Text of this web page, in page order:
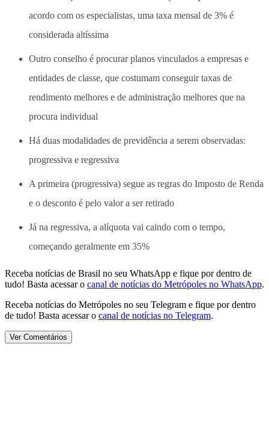
acordo com os especialistas, uma taxa mensal de 3% é
considerada altíssima
Outro conselho é procurar planos vinculados a empresas e
entidades de classe, que costumam conseguir taxas de
rendimento melhores e de administração melhores que na
procura individual
Há duas modalidades de previdência a serem observadas:
progressiva e regressiva
A primeira (progressiva) segue as regras do Imposto de Renda
e o desconto é pelo valor a ser retirado
Já na regressiva, a alíquota vai caindo com o tempo,
começando geralmente em 35%
Receba notícias de Brasil no seu WhatsApp e fique por dentro de
tudo! Basta acessar o canal de notícias do Metrópoles no WhatsApp.
Receba notícias do Metrópoles no seu Telegram e fique por dentro
de tudo! Basta acessar o canal de notícias no Telegram.
Ver Comentários